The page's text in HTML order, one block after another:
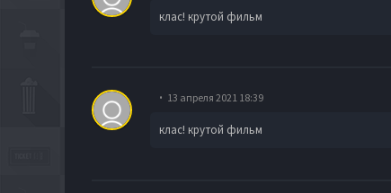
клас! крутой фильм
13 апреля 2021 18:39
клас! крутой фильм